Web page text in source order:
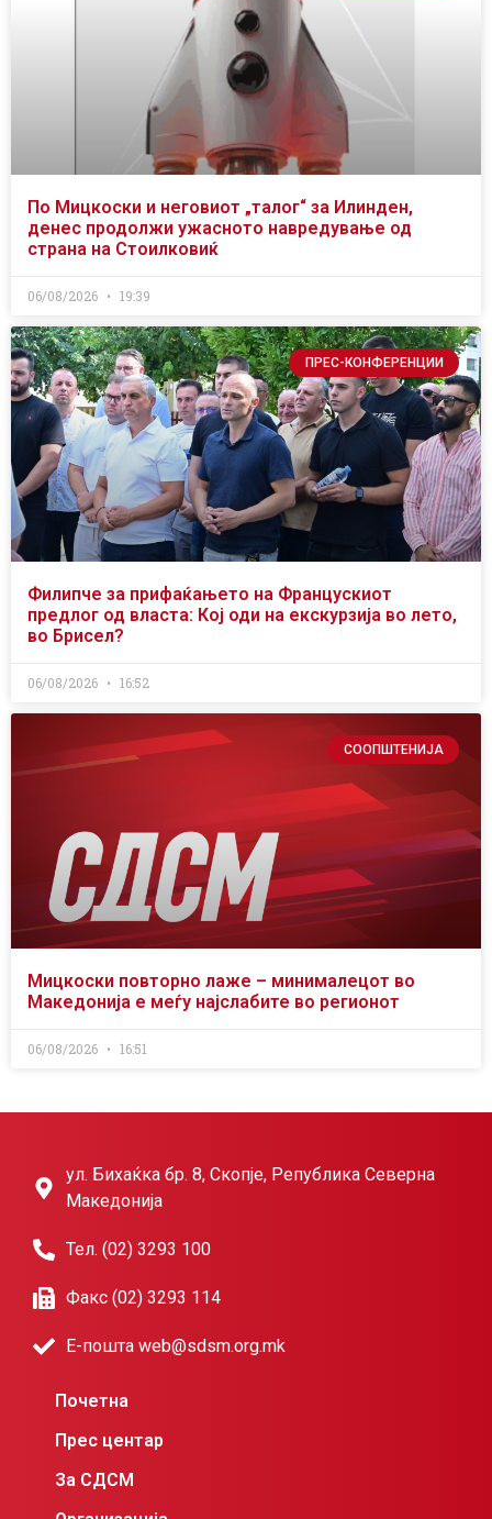
По Мицкоски и неговиот „талог“ за Илинден,
денес продолжи ужасното навредување од
страна на Стоилковиќ
06/08/2026 19:39
ПРЕС-КОНФЕРЕНЦИИ
Филипче за прифаќањето на Францускиот
предлог од власта: Кој оди на екскурзија во лето,
во Брисел?
06/08/2026 16:52
СООПШТЕНИЈА
Мицкоски повторно лаже – минималецот во
Македонија е меѓу најслабите во регионот
06/08/2026 16:51
ул. Бихаќка бр. 8, Скопје, Република Северна
Македонија
Тел. (02) 3293 100
Факс (02) 3293 114
Е-пошта web@sdsm.org.mk
Почетна
Прес центар
За СДСМ